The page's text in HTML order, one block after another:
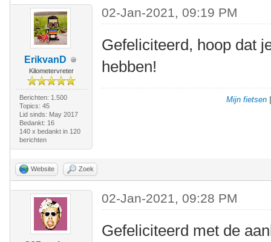
ErikvanD
Kilometervreter
Berichten: 1.500
Topics: 45
Lid sinds: May 2017
Bedankt: 16
140 x bedankt in 120
berichten
02-Jan-2021, 09:19 PM
Gefeliciteerd, hoop dat
hebben!
Mijn fietsen
Website Zoek
02-Jan-2021, 09:28 PM
Gefeliciteerd met de